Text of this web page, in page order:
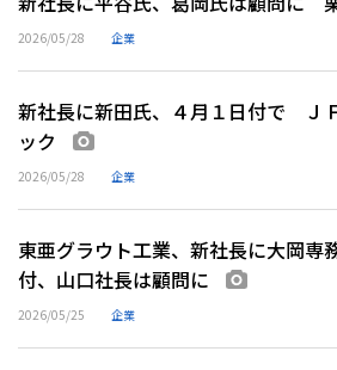
2026/05/28 企業
新社長に新田氏、４月１日付で Ｊ
ック
2026/05/28 企業
東亜グラウト工業、新社長に大岡
付、山口社長は顧問に
2026/05/25 企業